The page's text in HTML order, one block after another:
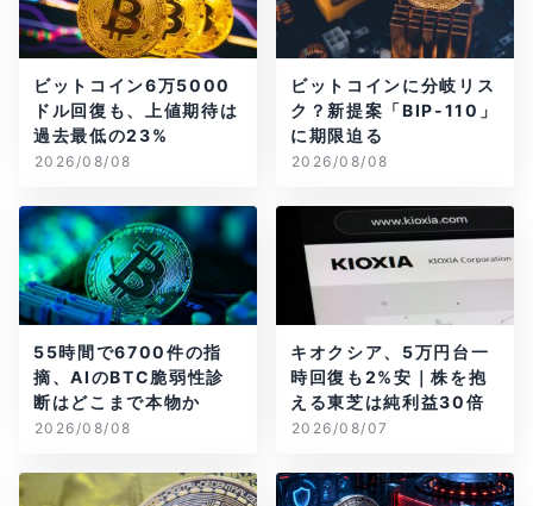
ビットコイン6万5000
ドル回復も、上値期待は
過去最低の23%
2026/08/08
ビットコインに分岐リス
ク？新提案「BIP-110」
に期限迫る
2026/08/08
55時間で6700件の指
摘、AIのBTC脆弱性診
断はどこまで本物か
2026/08/08
キオクシア、5万円台一
時回復も2%安｜株を抱
える東芝は純利益30倍
2026/08/07